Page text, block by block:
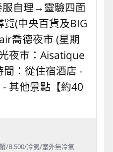
自理→靈驗四面
(中央百貨及BIG
喬德夜市 (星期
夜市：Aisatique
：從住宿酒店 -
其他景點【約40
/B.500/冷氣/室外無冷氣